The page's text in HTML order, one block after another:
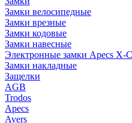
Замки велосипедные
Замки врезные
Замки кодовые
Замки навесные
Электронные замки Apecs
Замки накладные
Защелки
AGB
Trodos
Apecs
Avers